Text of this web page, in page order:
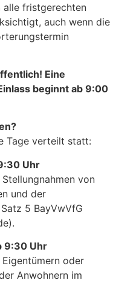
alle fristgerechten
auch wenn die
Eine
beginnt ab 9:00
Tage verteilt statt:
Uhr
von
und der
5 BayVwVfG
9:30 Uhr
oder
Anwohnern im